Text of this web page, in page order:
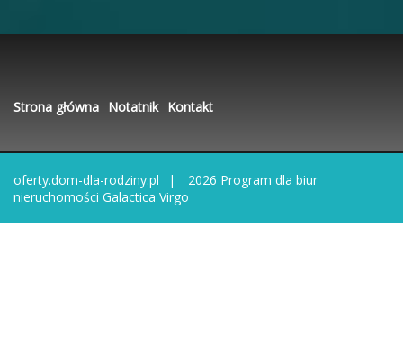
Strona główna Notatnik Kontakt
oferty.dom-dla-rodziny.pl 2026 Program dla biur
nieruchomości Galactica Virgo